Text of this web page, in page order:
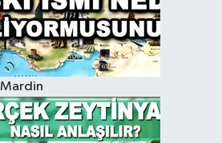
Mardin